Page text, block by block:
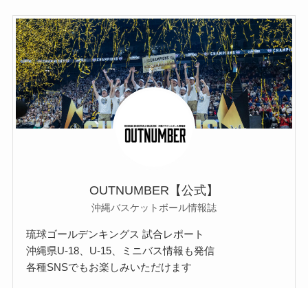
OUTNUMBER【公式】
沖縄バスケットボール情報誌
琉球ゴールデンキングス 試合レポート
沖縄県U-18、U-15、ミニバス情報も発信
各種SNSでもお楽しみいただけます